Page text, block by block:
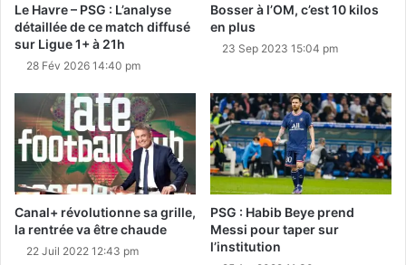
Le Havre – PSG : L’analyse
détaillée de ce match diffusé
sur Ligue 1+ à 21h
28 Fév 2026 14:40 pm
Bosser à l’OM, c’est 10 kilos
en plus
23 Sep 2023 15:04 pm
Canal+ révolutionne sa grille,
la rentrée va être chaude
22 Juil 2022 12:43 pm
PSG : Habib Beye prend
Messi pour taper sur
l’institution